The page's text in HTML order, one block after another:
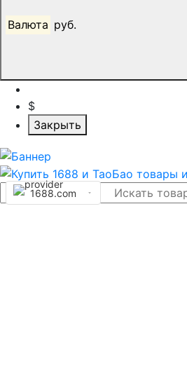
Валюта руб.
$
Закрыть
1688.com